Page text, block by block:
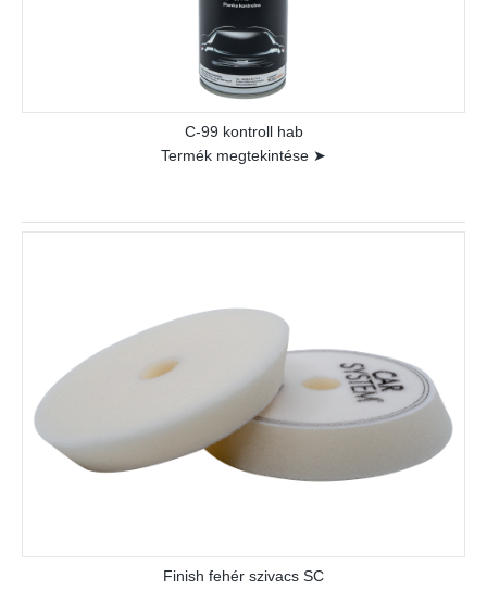
C-99 kontroll hab
Termék megtekintése ➤
Finish fehér szivacs SC